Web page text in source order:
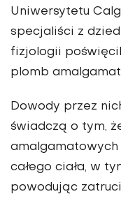
Uniwersytetu
specjaliści z
fizjologii
plomb
Dowody przez
świadczą o tym,
amalgamatowych
całego ciała, w
powodując